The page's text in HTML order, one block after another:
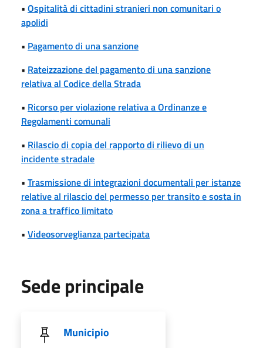
• Ospitalità di cittadini stranieri non comunitari o
apolidi
• Pagamento di una sanzione
• Rateizzazione del pagamento di una sanzione
relativa al Codice della Strada
• Ricorso per violazione relativa a Ordinanze e
Regolamenti comunali
• Rilascio di copia del rapporto di rilievo di un
incidente stradale
• Trasmissione di integrazioni documentali per istanze
relative al rilascio del permesso per transito e sosta in
zona a traffico limitato
• Videosorveglianza partecipata
Sede principale
Municipio